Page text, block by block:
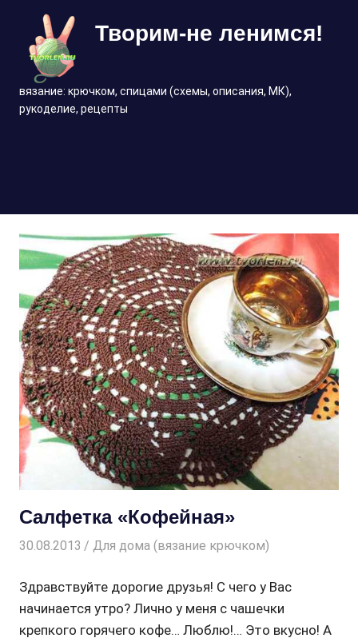
содержимому
Творим-не ленимся!
вязание: крючком, спицами (схемы, описания, МК),
рукоделие, рецепты
Салфетка «Кофейная»
30.08.2013 Творогова Елена
Для дома (вязание крючком)
Здравствуйте дорогие друзья! С чего у Вас
начинается утро? Лично у меня с чашечки
крепкого горячего кофе… Люблю!… Это вкусно! А